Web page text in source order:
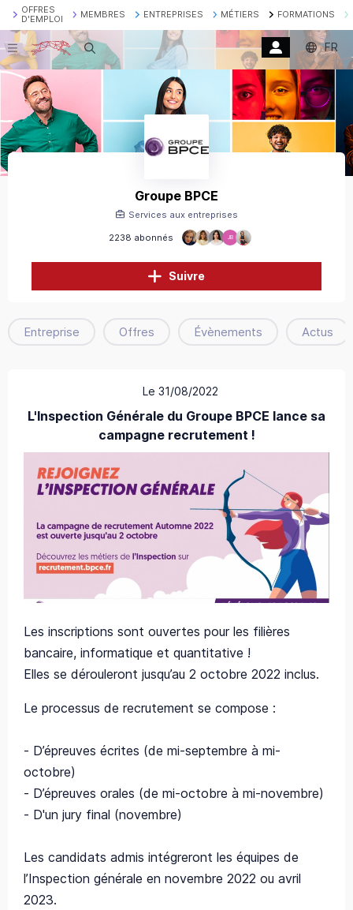
OFFRES
D'EMPLOI
MEMBRES ENTREPRISES MÉTIERS FORMATIONS
Recherche FR
Groupe BPCE
2238 abonnés JB
Services aux entreprises
Suivre
Entreprise Offres Évènements Actus
Le 31/08/2022
L'Inspection Générale du Groupe BPCE lance sa
campagne recrutement !
Les inscriptions sont ouvertes pour les filières
bancaire, informatique et quantitative !
Elles se dérouleront jusqu’au 2 octobre 2022 inclus.
Le processus de recrutement se compose :
- D’épreuves écrites (de mi-septembre à mi-
octobre)
- D’épreuves orales (de mi-octobre à mi-novembre)
- D'un jury final (novembre)
Les candidats admis intégreront les équipes de
l’Inspection générale en novembre 2022 ou avril
2023.